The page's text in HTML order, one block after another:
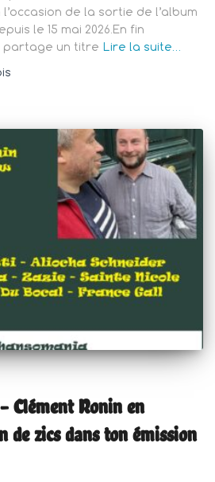
de la sortie de l’album
le 15 mai 2026.En fin
partage un titre Lire la suite…
Clément Ronin en
zics dans ton émission